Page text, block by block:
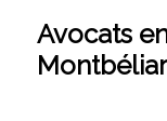
Avocats